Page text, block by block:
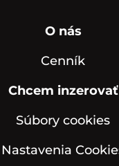
O nás
Cenník
Chcem inzerovať
Súbory cookies
Nastavenia